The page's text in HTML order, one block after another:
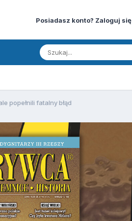
Posiadasz konto? Zaloguj się
popełnili fatalny błąd